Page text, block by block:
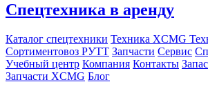
Спецтехника в аренду
Каталог спецтехники Техника XCMG
Сортиментовоз РУТТ Запчасти Сервис
Учебный центр Компания Контакты
Запчасти XCMG Блог